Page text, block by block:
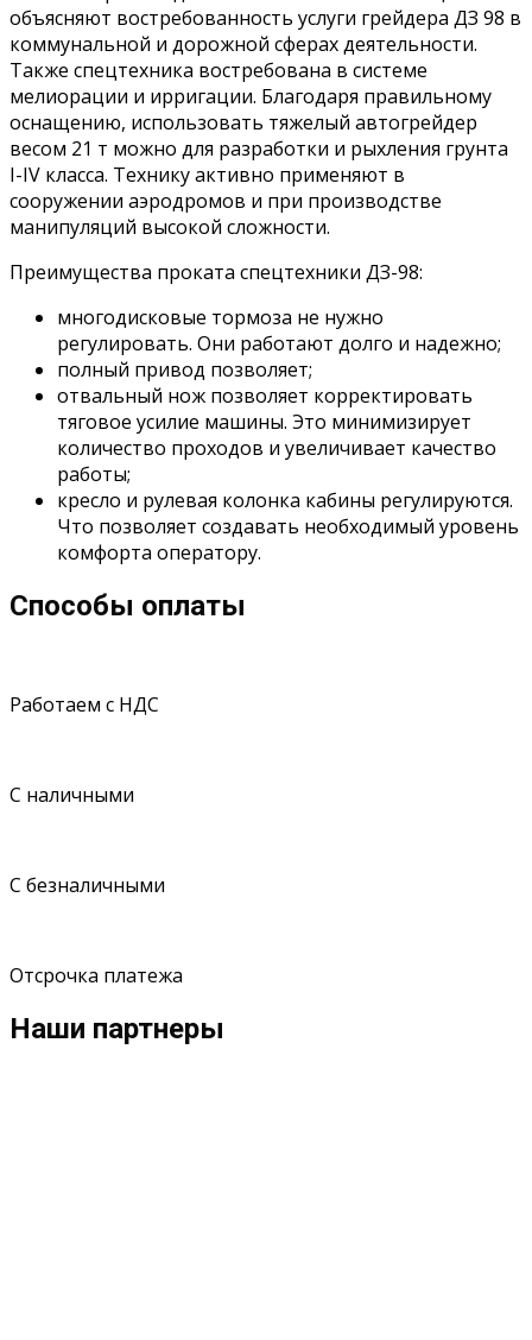
объясняют востребованность услуги грейдера ДЗ 98 в
коммунальной и дорожной сферах деятельности.
Также спецтехника востребована в системе
мелиорации и ирригации. Благодаря правильному
оснащению, использовать тяжелый автогрейдер
весом 21 т можно для разработки и рыхления грунта
I-IV класса. Технику активно применяют в
сооружении аэродромов и при производстве
манипуляций высокой сложности.
Преимущества проката спецтехники ДЗ-98:
многодисковые тормоза не нужно
регулировать. Они работают долго и надежно;
полный привод позволяет;
отвальный нож позволяет корректировать
тяговое усилие машины. Это минимизирует
количество проходов и увеличивает качество
работы;
кресло и рулевая колонка кабины регулируются.
Что позволяет создавать необходимый уровень
комфорта оператору.
Способы оплаты
Работаем с НДС
С наличными
С безналичными
Отсрочка платежа
Наши партнеры